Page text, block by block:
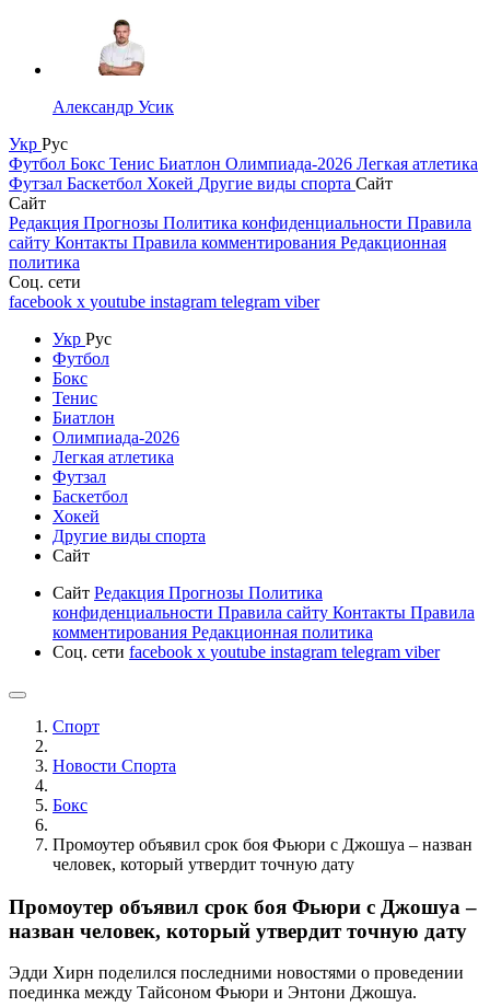
Александр Усик
Укр Рус
Футбол Бокс Тенис Биатлон Олимпиада-2026 Легкая атлетика
Футзал Баскетбол Хокей Другие виды спорта Сайт
Сайт
Редакция Прогнозы Политика конфиденциальности Правила
сайту Контакты Правила комментирования Редакционная
политика
Соц. сети
facebook x youtube instagram telegram viber
Укр Рус
Футбол
Бокс
Тенис
Биатлон
Олимпиада-2026
Легкая атлетика
Футзал
Баскетбол
Хокей
Другие виды спорта
Сайт
Сайт Редакция Прогнозы Политика
конфиденциальности Правила сайту Контакты Правила
комментирования Редакционная политика
Соц. сети facebook x youtube instagram telegram viber
Спорт
Новости Cпорта
Бокс
Промоутер объявил срок боя Фьюри с Джошуа – назван
человек, который утвердит точную дату
Промоутер объявил срок боя Фьюри с Джошуа –
назван человек, который утвердит точную дату
Эдди Хирн поделился последними новостями о проведении
поединка между Тайсоном Фьюри и Энтони Джошуа.